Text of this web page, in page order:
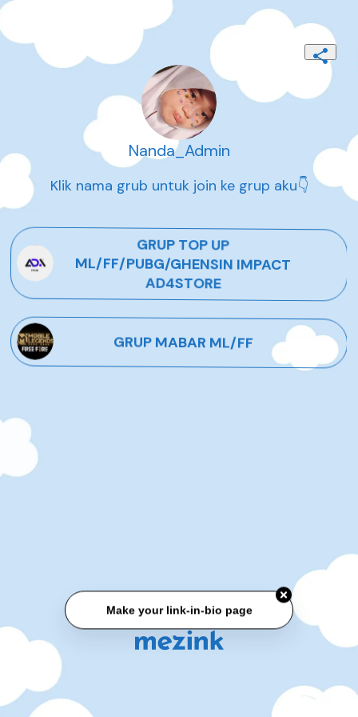
Nanda_Admin
Klik nama grub untuk join ke grup aku👇
GRUP TOP UP
ML/FF/PUBG/GHENSIN IMPACT
AD4STORE
GRUP MABAR ML/FF
Make your link-in-bio page